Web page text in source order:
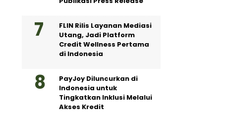
FLIN Rilis Layanan Mediasi
Utang, Jadi Platform
Credit Wellness Pertama
di Indonesia
PayJoy Diluncurkan di
Indonesia untuk
Tingkatkan Inklusi Melalui
Akses Kredit